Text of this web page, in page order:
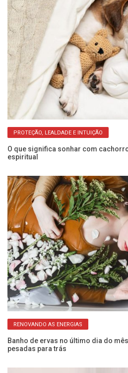
PROTEÇÃO, LEALDADE E INTUIÇÃO
O que significa sonhar com
espiritual
RENOVANDO AS ENERGIAS
Banho de ervas no último dia do
pesadas para trás